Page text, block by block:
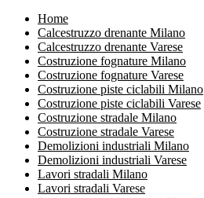
Home
Calcestruzzo drenante Milano
Calcestruzzo drenante Varese
Costruzione fognature Milano
Costruzione fognature Varese
Costruzione piste ciclabili Milano
Costruzione piste ciclabili Varese
Costruzione stradale Milano
Costruzione stradale Varese
Demolizioni industriali Milano
Demolizioni industriali Varese
Lavori stradali Milano
Lavori stradali Varese